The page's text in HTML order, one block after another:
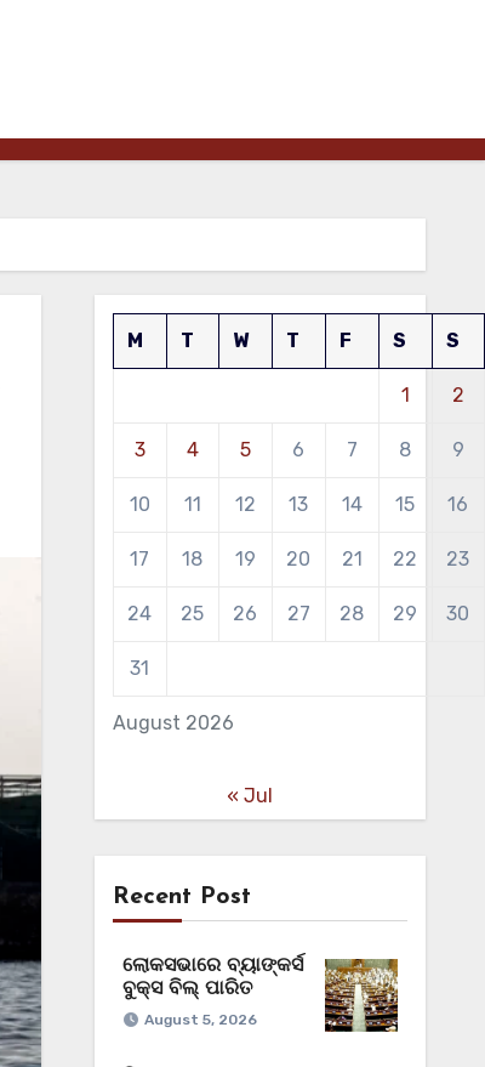
August 2026
M T W T F S S
1 2
3 4 5 6 7 8 9
10 11 12 13 14 15 16
17 18 19 20 21 22 23
24 25 26 27 28 29 30
31
« Jul
Recent Post
ଲୋକସଭାରେ ବ୍ୟାଙ୍କର୍ସ
ବୁକ୍ସ ବିଲ୍‌ ପାରିତ
August 5, 2026